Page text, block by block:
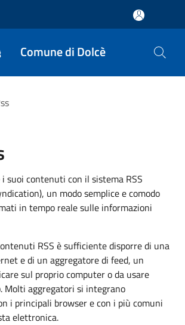
Comune di Dolcè
suoi contenuti con il sistema RSS
un modo semplice e comodo
in tempo reale sulle informazioni
RSS è sufficiente disporre di una
e di un aggregatore di feed, un
sul proprio computer o da usare
Molti aggregatori si integrano
i principali browser e con i più comuni
elettronica.